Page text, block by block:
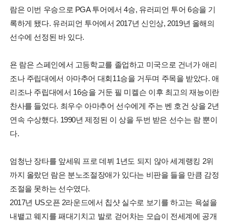
람은 이번 우승으로 PGA 투어에서 4승, 유러피언 투어 6승을 기
록하게 됐다. 유러피언 투어에서 2017년 신인상, 2019년 올해의
선수에 선정된 바 있다.
욘 람은 스페인에서 고등학교를 졸업하고 미국으로 건너가 애리
조나 주립대에서 아마추어 대회11승을 거두며 주목을 받았다. 애
리조나 주립대에서 16승을 거둔 필 미켈슨 이후 최고의 재능이란
찬사를 들었다. 최우수 아마추어 선수에게 주는 벤 호건 상을 2년
연속 수상했다. 1990년 제정된 이 상을 두번 받은 선수는 람 뿐이
다.
엄청난 장타를 앞세워 프로 데뷔 1년도 되지 않아 세계랭킹 2위
까지 올랐던 람은 분노조절장애가 있다는 비판을 들을 만큼 감정
조절을 못하는 선수였다.
2017년 US오픈 2라운드에서 칩샷 실수로 보기를 하고는 욕설을
내뱉고 웨지를 패대기치고 발로 걷어차는 모습이 전세계에 공개